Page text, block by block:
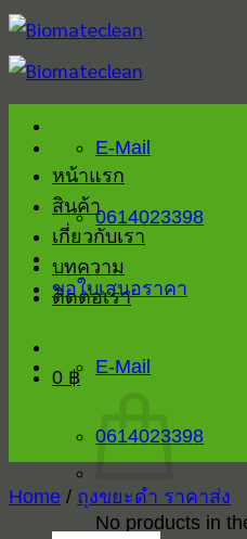
Skip
to
content
หน้าแรก
สินค้า
เกี่ยวกับเรา
บทความ
ติดต่อเรา
0 ฿
No products in
E-Mail
0614023398
ขอใบเสนอราคา
E-Mail
0614023398
Home / ถุงขยะดำ ราคาส่ง